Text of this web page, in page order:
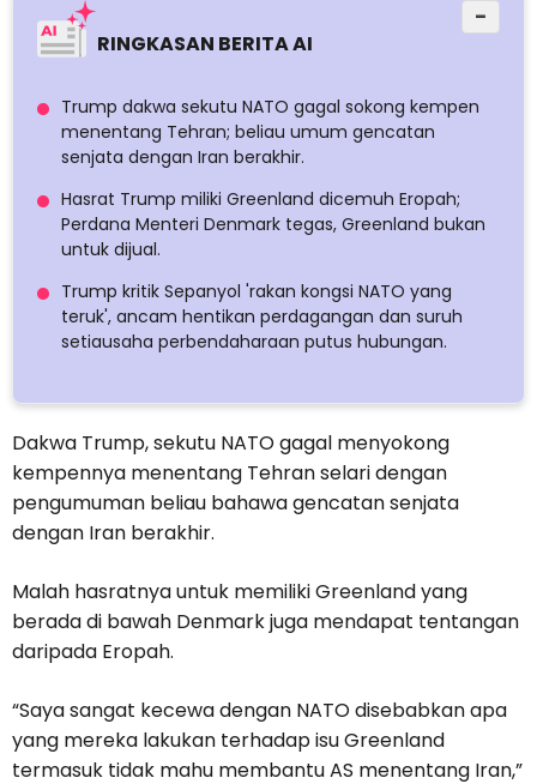
RINGKASAN BERITA AI
−
Trump dakwa sekutu NATO gagal sokong kempen
menentang Tehran; beliau umum gencatan
senjata dengan Iran berakhir.
Hasrat Trump miliki Greenland dicemuh Eropah;
Perdana Menteri Denmark tegas, Greenland bukan
untuk dijual.
Trump kritik Sepanyol 'rakan kongsi NATO yang
teruk', ancam hentikan perdagangan dan suruh
setiausaha perbendaharaan putus hubungan.
Dakwa Trump, sekutu NATO gagal menyokong
kempennya menentang Tehran selari dengan
pengumuman beliau bahawa gencatan senjata
dengan Iran berakhir.
Malah hasratnya untuk memiliki Greenland yang
berada di bawah Denmark juga mendapat tentangan
daripada Eropah.
“Saya sangat kecewa dengan NATO disebabkan apa
yang mereka lakukan terhadap isu Greenland
termasuk tidak mahu membantu AS menentang Iran,”